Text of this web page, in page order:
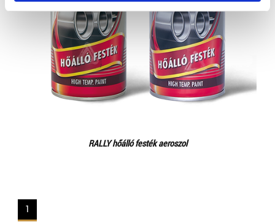
RALLY hőálló festék aeroszol
1